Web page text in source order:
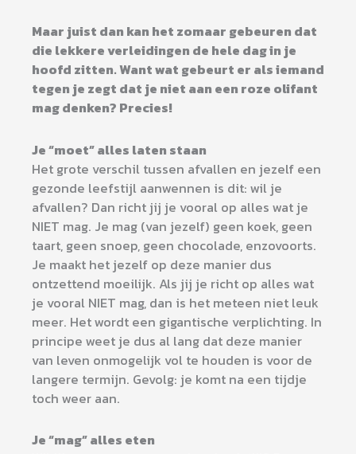
Maar juist dan kan het zomaar gebeuren dat
die lekkere verleidingen de hele dag in je
hoofd zitten. Want wat gebeurt er als iemand
tegen je zegt dat je niet aan een roze olifant
mag denken? Precies!
Je “moet” alles laten staan
Het grote verschil tussen afvallen en jezelf een
gezonde leefstijl aanwennen is dit: wil je
afvallen? Dan richt jij je vooral op alles wat je
NIET mag. Je mag (van jezelf) geen koek, geen
taart, geen snoep, geen chocolade, enzovoorts.
Je maakt het jezelf op deze manier dus
ontzettend moeilijk. Als jij je richt op alles wat
je vooral NIET mag, dan is het meteen niet leuk
meer. Het wordt een gigantische verplichting. In
principe weet je dus al lang dat deze manier
van leven onmogelijk vol te houden is voor de
langere termijn. Gevolg: je komt na een tijdje
toch weer aan.
Je “mag” alles eten